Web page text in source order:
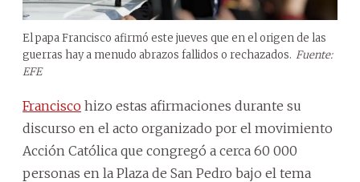
El papa Francisco afirmó este jueves que en el origen de las
guerras hay a menudo abrazos fallidos o rechazados. Fuente:
EFE
Francisco hizo estas afirmaciones durante su
discurso en el acto organizado por el movimiento
Acción Católica que congregó a cerca 60 000
personas en la Plaza de San Pedro bajo el tema